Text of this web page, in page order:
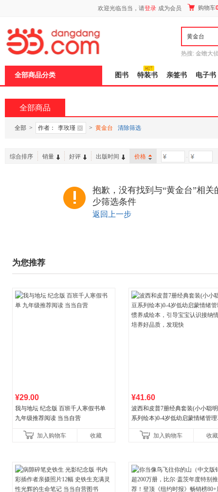
欢迎光临当当，请登录 成为会员 购物车
热搜: 金蟾大
全部商品分类 图书 特装书 亲签书 电子书
全部商品
全部 > 作者： 李玫瑾 > 黄金台 清除筛选
综合排序 销量 好评 出版时间 价格 -
抱歉，没有找到与“黄金台”相
少筛选条件
返回上一步
为您推荐
¥29.00
我与地坛 纪念版 百班千人寒假书单
九年级推荐阅读 当当自营
加入购物车 收藏
¥41.60
波西和皮普7册经典套装(小小聪
系列绘本)0-4岁低幼启蒙情绪管
养好品质，发现快
加入购物车 收藏
页
加